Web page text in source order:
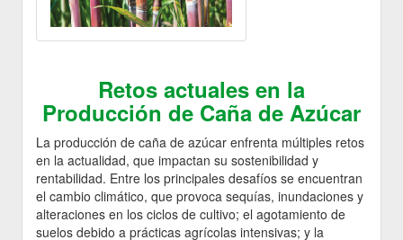
Retos actuales en la
Producción de Caña de Azúcar
La producción de caña de azúcar enfrenta múltiples retos
en la actualidad, que impactan su sostenibilidad y
rentabilidad. Entre los principales desafíos se encuentran
el cambio climático, que provoca sequías, inundaciones y
alteraciones en los ciclos de cultivo; el agotamiento de
suelos debido a prácticas agrícolas intensivas; y la